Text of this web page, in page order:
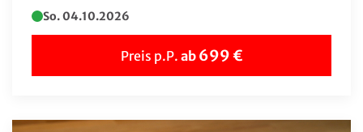
So. 04.10.2026
Preis p.P. ab 699 €